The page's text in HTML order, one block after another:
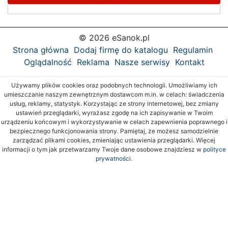
© 2026 eSanok.pl
Strona główna Dodaj firmę do katalogu Regulamin
Oglądalność Reklama Nasze serwisy Kontakt
Używamy plików cookies oraz podobnych technologii. Umożliwiamy ich
umieszczanie naszym zewnętrznym dostawcom m.in. w celach: świadczenia
usług, reklamy, statystyk. Korzystając ze strony internetowej, bez zmiany
ustawień przeglądarki, wyrażasz zgodę na ich zapisywanie w Twoim
urządzeniu końcowym i wykorzystywanie w celach zapewnienia poprawnego i
bezpiecznego funkcjonowania strony. Pamiętaj, że możesz samodzielnie
zarządzać plikami cookies, zmieniając ustawienia przeglądarki. Więcej
informacji o tym jak przetwarzamy Twoje dane osobowe znajdziesz w polityce
prywatności.